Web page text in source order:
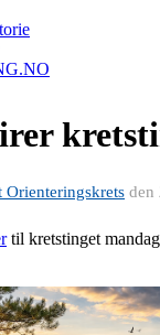
Orienteringskrets den
til kretstinget